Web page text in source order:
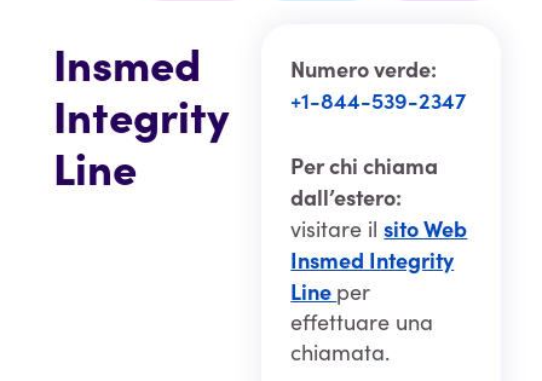
Insmed
Integrity
Line
Numero verde:
+1-844-539-2347
Per chi chiama
dall’estero:
visitare ilsito Web
Insmed Integrity
Line per
effettuare una
chiamata.